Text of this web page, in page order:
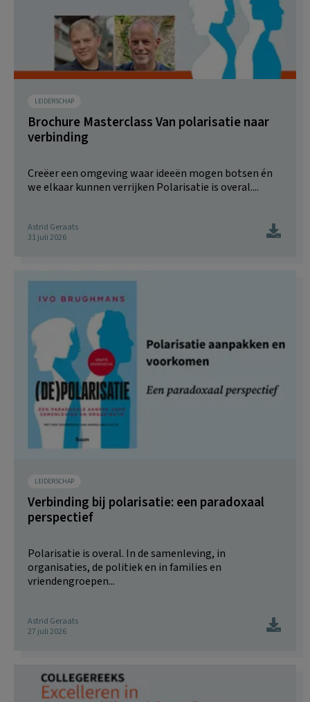
LEIDERSCHAP
Brochure Masterclass Van polarisatie naar
verbinding
Creëer een omgeving waar ideeën mogen botsen én
we elkaar kunnen verrijken Polarisatie is overal....
Astrid Geraats
31 juli 2026
LEIDERSCHAP
Verbinding bij polarisatie: een paradoxaal
perspectief
Polarisatie is overal. In de samenleving, in
organisaties, de politiek en in families en
vriendengroepen...
Astrid Geraats
27 juli 2026